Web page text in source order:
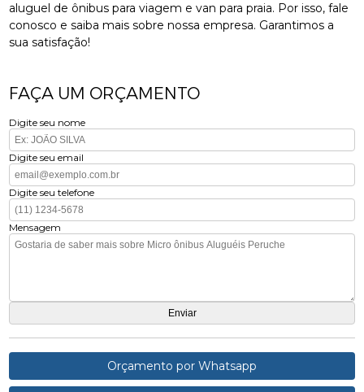
aluguel de ônibus para viagem e van para praia. Por isso, fale
conosco e saiba mais sobre nossa empresa. Garantimos a
sua satisfação!
FAÇA UM ORÇAMENTO
Digite seu nome
Digite seu email
Digite seu telefone
Mensagem
Orçamento por Whatsapp